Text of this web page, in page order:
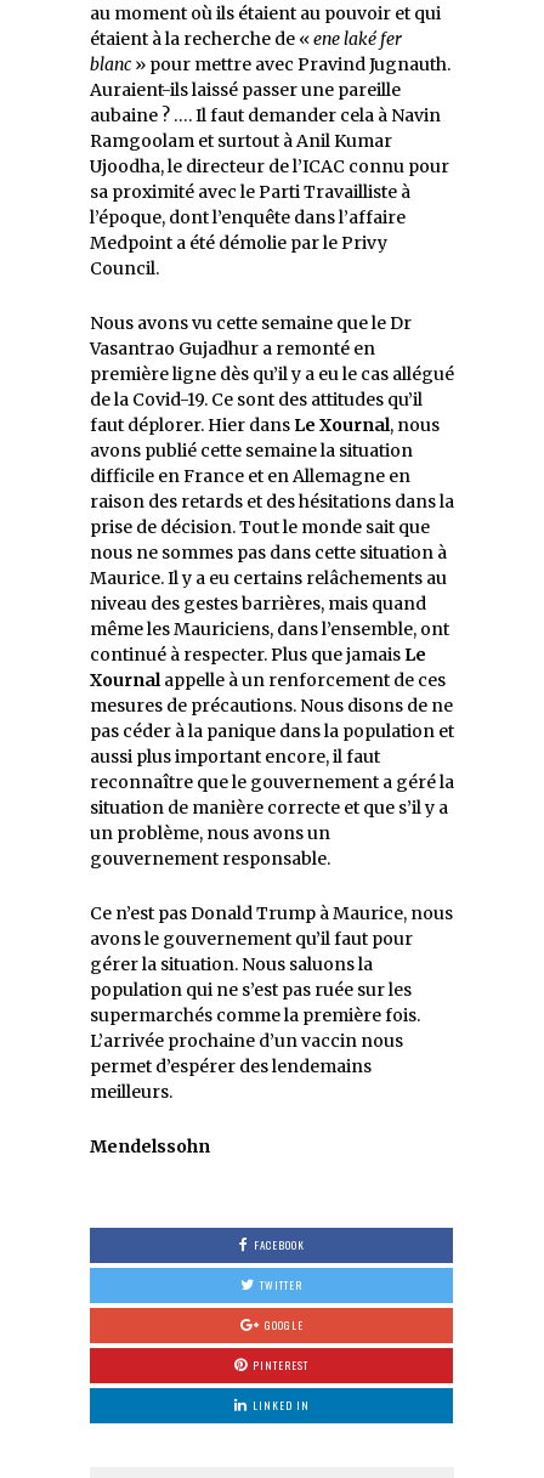
au moment où ils étaient au pouvoir et qui
étaient à la recherche de «ene laké fer
blanc » pour mettre avec Pravind Jugnauth.
Auraient-ils laissé passer une pareille
aubaine ? …. Il faut demander cela à Navin
Ramgoolam et surtout à Anil Kumar
Ujoodha, le directeur de l’ICAC connu pour
sa proximité avec le Parti Travailliste à
l’époque, dont l’enquête dans l’affaire
Medpoint a été démolie par le Privy
Council.
Nous avons vu cette semaine que le Dr
Vasantrao Gujadhur a remonté en
première ligne dès qu’il y a eu le cas allégué
de la Covid-19. Ce sont des attitudes qu’il
faut déplorer. Hier dans Le Xournal, nous
avons publié cette semaine la situation
difficile en France et en Allemagne en
raison des retards et des hésitations dans la
prise de décision. Tout le monde sait que
nous ne sommes pas dans cette situation à
Maurice. Il y a eu certains relâchements au
niveau des gestes barrières, mais quand
même les Mauriciens, dans l’ensemble, ont
continué à respecter. Plus que jamais Le
Xournal appelle à un renforcement de ces
mesures de précautions. Nous disons de ne
pas céder à la panique dans la population et
aussi plus important encore, il faut
reconnaître que le gouvernement a géré la
situation de manière correcte et que s’il y a
un problème, nous avons un
gouvernement responsable.
Ce n’est pas Donald Trump à Maurice, nous
avons le gouvernement qu’il faut pour
gérer la situation. Nous saluons la
population qui ne s’est pas ruée sur les
supermarchés comme la première fois.
L’arrivée prochaine d’un vaccin nous
permet d’espérer des lendemains
meilleurs.
Mendelssohn
FACEBOOK
TWITTER
GOOGLE
PINTEREST
LINKED IN